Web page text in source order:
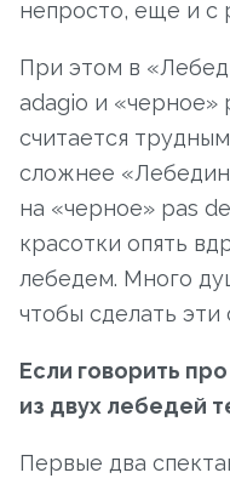
непросто, еще и с
При этом в
adagio и «черное»
считается
сложнее
на «черное» pas
красотки опять
лебедем. Много
чтобы сделать
Если говорить
из двух лебедей
Первые два